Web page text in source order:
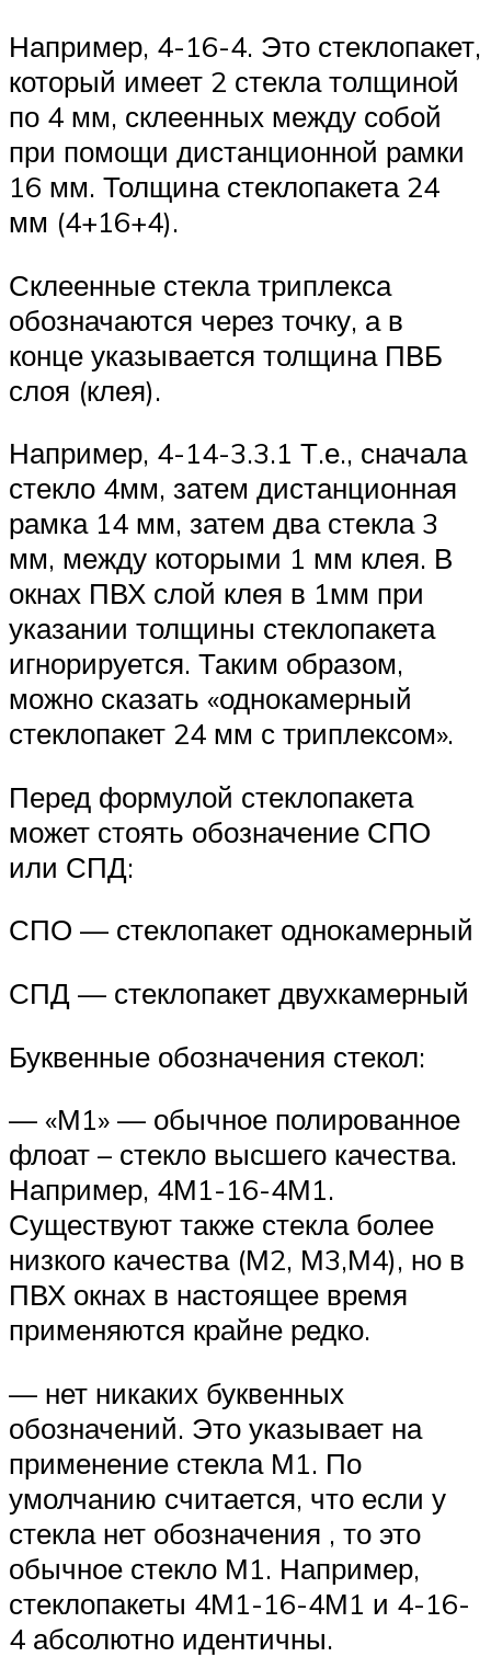
Например, 4-16-4. Это стеклопакет,
который имеет 2 стекла толщиной
по 4 мм, склеенных между собой
при помощи дистанционной рамки
16 мм. Толщина стеклопакета 24
мм (4+16+4).
Склеенные стекла триплекса
обозначаются через точку, а в
конце указывается толщина ПВБ
слоя (клея).
Например, 4-14-3.3.1 Т.е., сначала
стекло 4мм, затем дистанционная
рамка 14 мм, затем два стекла 3
мм, между которыми 1 мм клея. В
окнах ПВХ слой клея в 1мм при
указании толщины стеклопакета
игнорируется. Таким образом,
можно сказать «однокамерный
стеклопакет 24 мм с триплексом».
Перед формулой стеклопакета
может стоять обозначение СПО
или СПД:
СПО — стеклопакет однокамерный
СПД — стеклопакет двухкамерный
Буквенные обозначения стекол:
— «М1» — обычное полированное
флоат – стекло высшего качества.
Например, 4М1-16-4М1.
Существуют также стекла более
низкого качества (М2, М3,М4), но в
ПВХ окнах в настоящее время
применяются крайне редко.
— нет никаких буквенных
обозначений. Это указывает на
применение стекла М1. По
умолчанию считается, что если у
стекла нет обозначения , то это
обычное стекло М1. Например,
стеклопакеты 4М1-16-4М1 и 4-16-
4 абсолютно идентичны.